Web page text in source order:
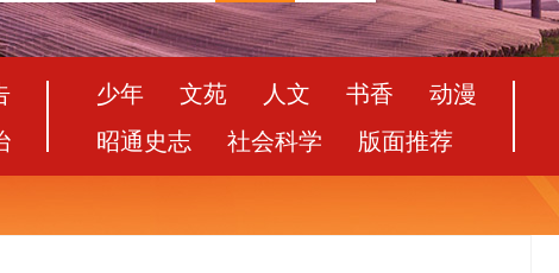
少年 文苑 人文 书香
动漫
昭通史志
社会科学 版面推荐